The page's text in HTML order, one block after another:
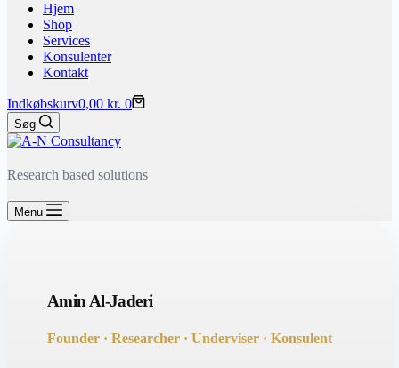
Hjem
Shop
Services
Konsulenter
Kontakt
Indkøbskurv0,00 kr. 0
Søg
Research based solutions
Menu
Amin Al-Jaderi
Founder · Researcher · Underviser · Konsulent